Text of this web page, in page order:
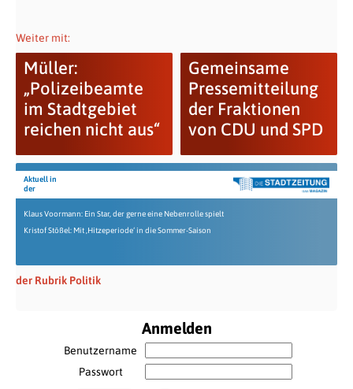
Weiter mit:
Müller:
„Polizeibeamte
im Stadtgebiet
reichen nicht aus“
Gemeinsame
Pressemitteilung
der Fraktionen
von CDU und SPD
Aktuell in
der
Klaus Voormann: Ein Star, der gerne eine Nebenrolle spielt
Kristof Stößel: Mit ‚Hitzeperiode‘ in die Sommer-Saison
der Rubrik Politik
Anmelden
Benutzername
Passwort